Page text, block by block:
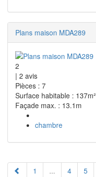
Plans maison MDA289
2
| 2 avis
Pièces : 7
Surface habitable : 137m²
Façade max. : 13.1m
chambre
1 ... 4 5